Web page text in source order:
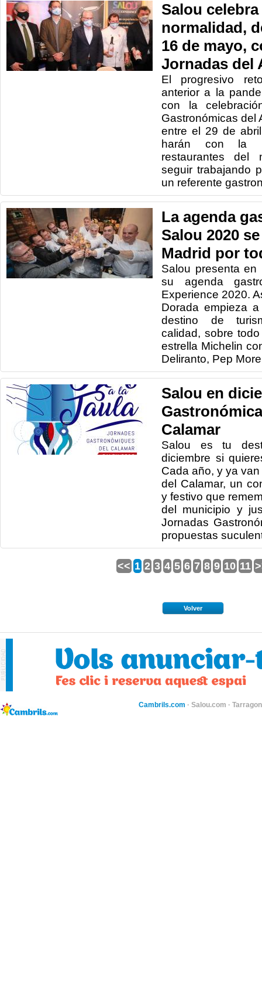
Salou
normalidad,
16 de mayo,
Jornadas del
El progresivo
anterior a la
con la
Gastronómicas del
entre el 29 de
harán con la
restaurantes del
seguir trabajando
un referente
La agenda
Salou 2020
Madrid por
Salou presenta
su agenda
Experience 2020.
Dorada empieza
destino de
calidad, sobre
estrella Michelin
Deliranto, Pep
Salou en
Calamar
Salou es tu
diciembre si
Cada año, y ya
del Calamar, un
y festivo que
del municipio y
Jornadas
propuestas
<< 1 2 3 4 5 6 7 8 9 10 11
Volver
Cambrils.com · Salou.com ·